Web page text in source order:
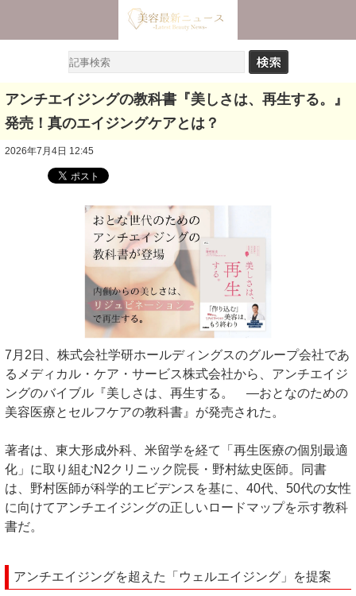
アンチエイジングの教科書『美しさは、再生する。』
発売！真のエイジングケアとは？
2026年7月4日 12:45
7月2日、株式会社学研ホールディングスのグループ会社であ
るメディカル・ケア・サービス株式会社から、アンチエイジ
ングのバイブル『美しさは、再生する。 ―おとなのための
美容医療とセルフケアの教科書』が発売された。
著者は、東大形成外科、米留学を経て「再生医療の個別最適
化」に取り組むN2クリニック院長・野村紘史医師。同書
は、野村医師が科学的エビデンスを基に、40代、50代の女性
に向けてアンチエイジングの正しいロードマップを示す教科
書だ。
アンチエイジングを超えた「ウェルエイジング」を提案